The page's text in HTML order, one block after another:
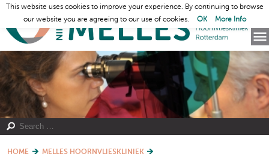
HOME
MELLES HOORNVLIESKLINIEK
This website uses cookies to improve your experience. By continuing to browse
our website you are agreeing to our use of cookies.
OK More Info